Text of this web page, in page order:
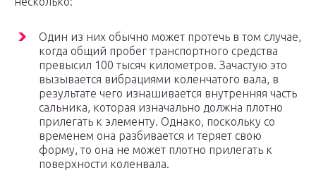
Один из них обычно может протечь в том случае,
когда общий пробег транспортного средства
превысил 100 тысяч километров. Зачастую это
вызывается вибрациями коленчатого вала, в
результате чего изнашивается внутренняя часть
сальника, которая изначально должна плотно
прилегать к элементу. Однако, поскольку со
временем она разбивается и теряет свою
форму, то она не может плотно прилегать к
поверхности коленвала.